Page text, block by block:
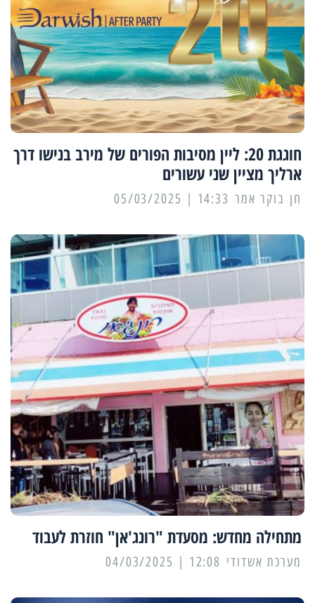
חוגגת 20: ליין מסיבות הפורים של מירב בנישו דרך
ארליך מציין שני עשורים
14:33 | 05/03/2025
מתחילה מחדש: מסעדת "רונג'אן" חוזרת לעבוד
מערכת אשדודי 12:08 | 04/03/2025